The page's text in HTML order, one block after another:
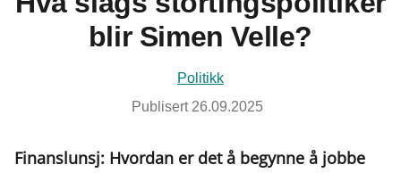
blir Simen Velle?
Politikk
Publisert 26.09.2025
Finanslunsj: Hvordan er det å begynne å jobbe